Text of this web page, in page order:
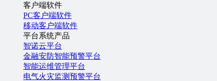
客户端软件
PC客户端软件
移动客户端软件
平台系统产品
智诺云平台
金融安防智能预警平台
智能运维管理平台
电气火灾监测预警平台